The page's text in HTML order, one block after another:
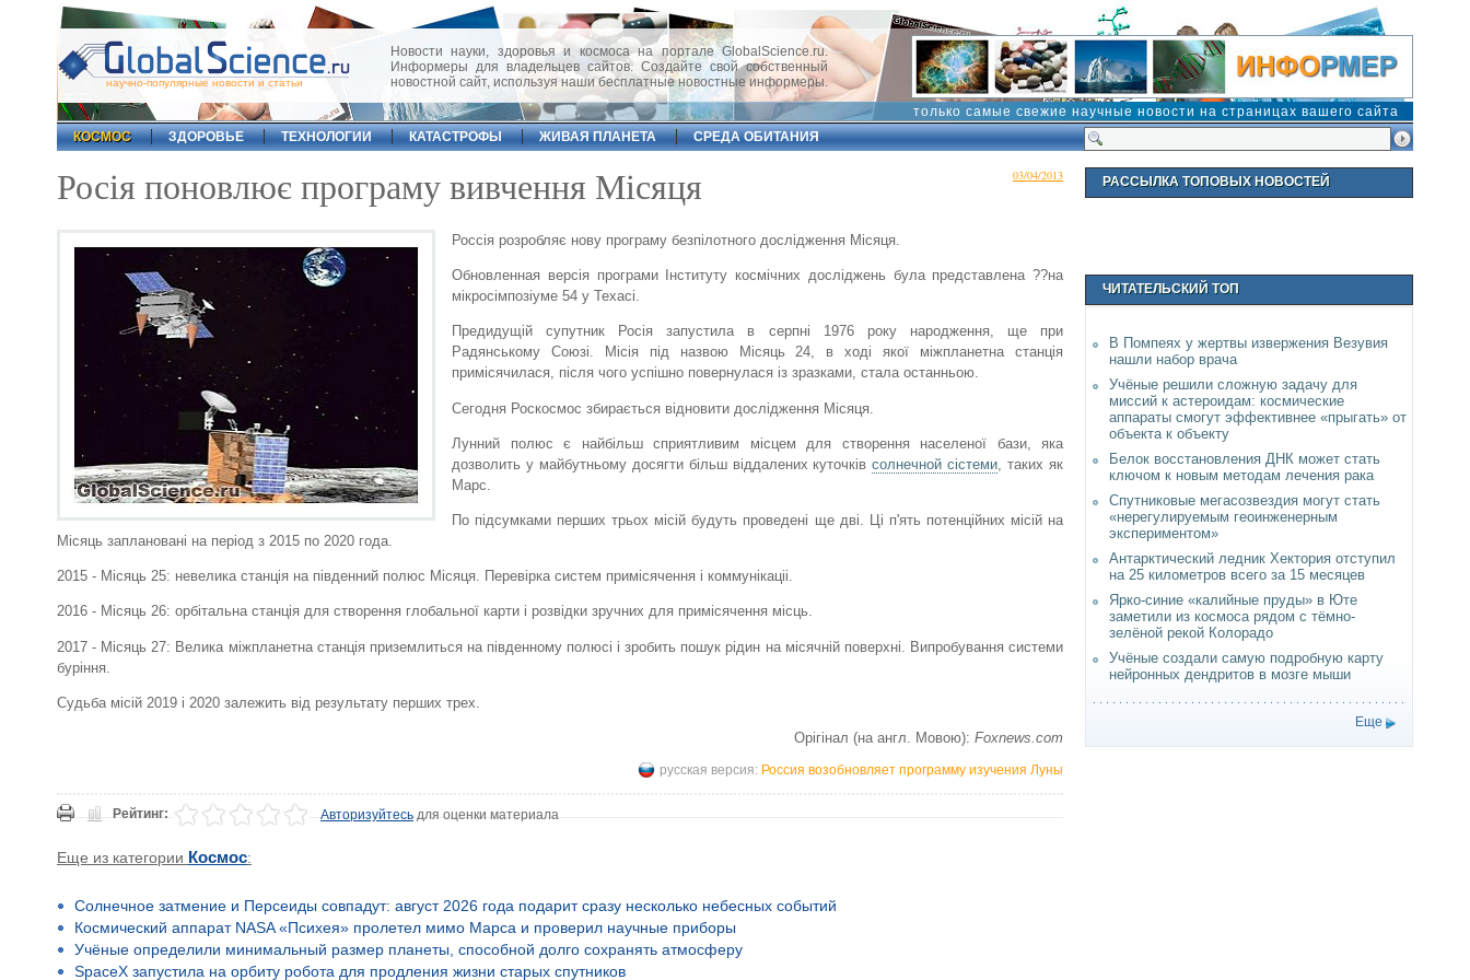
научно-популярные новости и статьи
Новости науки, здоровья и космоса на портале GlobalScience.ru.
Информеры для владельцев сайтов. Создайте свой собственный
новостной сайт, используя наши бесплатные новостные информеры.
только самые свежие научные новости на страницах вашего сайта
КОСМОС
ЗДОРОВЬЕ ТЕХНОЛОГИИ КАТАСТРОФЫ ЖИВАЯ ПЛАНЕТА СРЕДА ОБИТАНИЯ
03/04/2013
Росія поновлює програму вивчення Місяця
Россія розробляє нову програму безпілотного дослідження Місяця.
Обновленная версія програми Інституту космічних досліджень була представлена ??на
мікросімпозіуме 54 у Техасі.
Предидущій супутник Росія запустила в серпні 1976 року народження, ще при
Радянському Союзі. Місія під назвою Місяць 24, в ході якої міжпланетна станція
примісячилася, після чого успішно повернулася із зразками, стала останньою.
Сегодня Роскосмос збирається відновити дослідження Місяця.
Лунний полюс є найбільш сприятливим місцем для створення населеної бази, яка
дозволить у майбутньому досягти більш віддалених куточківсолнечной сістеми , таких як
Марс.
По підсумками перших трьох місій будуть проведені ще дві. Ці п'ять потенційних місій на
Місяць заплановані на період з 2015 по 2020 года.
2015 - Місяць 25: невелика станція на південний полюс Місяця. Перевірка систем примісячення і коммунікаціі.
2016 - Місяць 26: орбітальна станція для створення глобальної карти і розвідки зручних для примісячення місць.
2017 - Місяць 27: Велика міжпланетна станція приземлиться на південному полюсі і зробить пошук рідин на місячній поверхні. Випробування системи
буріння.
Судьба місій 2019 і 2020 залежить від результату перших трех.
Орігінал (на англ. Мовою): Foxnews.com
русская версия: Россия возобновляет программу изучения Луны
Рейтинг: Авторизуйтесьдля оценки материала
Еще из категории Космос:
Солнечное затмение и Персеиды совпадут: август 2026 года подарит сразу несколько небесных событий
Космический аппарат NASA «Психея» пролетел мимо Марса и проверил научные приборы
Учёные определили минимальный размер планеты, способной долго сохранять атмосферу
SpaceX запустила на орбиту робота для продления жизни старых спутников
РАССЫЛКА ТОПОВЫХ НОВОСТЕЙ
ЧИТАТЕЛЬСКИЙ ТОП
В Помпеях у жертвы извержения Везувия
нашли набор врача
Учёные решили сложную задачу для
миссий к астероидам: космические
аппараты смогут эффективнее «прыгать» от
объекта к объекту
Белок восстановления ДНК может стать
ключом к новым методам лечения рака
Спутниковые мегасозвездия могут стать
«нерегулируемым геоинженерным
экспериментом»
Антарктический ледник Хектория отступил
на 25 километров всего за 15 месяцев
Ярко-синие «калийные пруды» в Юте
заметили из космоса рядом с тёмно-
зелёной рекой Колорадо
Учёные создали самую подробную карту
нейронных дендритов в мозге мыши
Еще